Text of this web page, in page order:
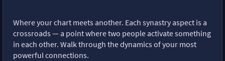
Where your chart meets another. Each synastry aspect is a
crossroads — a point where two people activate something
in each other. Walk through the dynamics of your most
powerful connections.